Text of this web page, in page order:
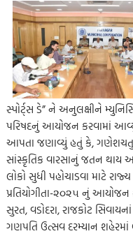
સ્પોર્ટ્સ ડે” ને અનુલક્ષીને
પરિષદનું આયોજન કરવામાં
આપતા જણાવ્યું હતું કે,
સાંસ્કૃતિક વારસાનું જતન થાય
લોકો સુધી પહોચાડવા માટે
પ્રતિયોગીતા-૨૦૨૫ નું
સુરત, વડોદરા, રાજકોટ
ગણપતિ ઉત્સવ દરમ્યાન